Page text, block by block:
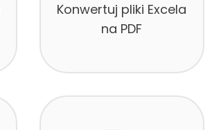
Konwertuj pliki Excela
na PDF